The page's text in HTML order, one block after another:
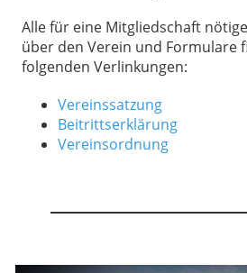
Alle für eine Mitgliedschaft
über den Verein und Formulare
folgenden Verlinkungen:
Vereinssatzung
Beitrittserklärung
Vereinsordnung